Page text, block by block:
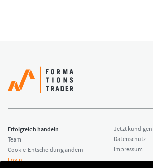
Erfolgreich handeln
Team
Cookie-Entscheidung ändern
Login
Jetzt kündigen
Datenschutz
Impressum